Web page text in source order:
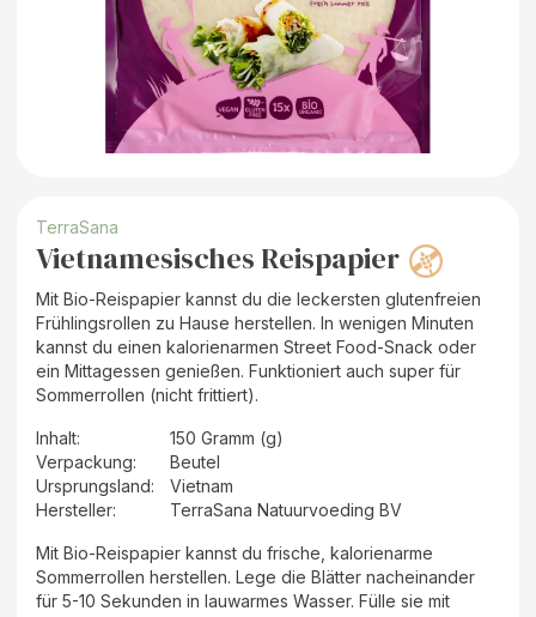
TerraSana
Vietnamesisches Reispapier
Mit Bio-Reispapier kannst du die leckersten glutenfreien
Frühlingsrollen zu Hause herstellen. In wenigen Minuten
kannst du einen kalorienarmen Street Food-Snack oder
ein Mittagessen genießen. Funktioniert auch super für
Sommerrollen (nicht frittiert).
Inhalt:
150 Gramm (g)
Verpackung:
Beutel
Ursprungsland:
Vietnam
Hersteller: TerraSana Natuurvoeding BV
Mit Bio-Reispapier kannst du frische, kalorienarme
Sommerrollen herstellen. Lege die Blätter nacheinander
für 5-10 Sekunden in lauwarmes Wasser. Fülle sie mit